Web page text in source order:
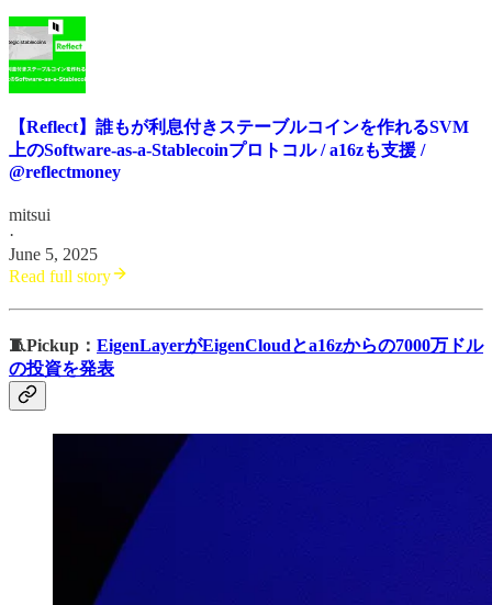
【Reflect】誰もが利息付きステーブルコインを作れるSVM
上のSoftware-as-a-Stablecoinプロトコル / a16zも支援 /
@reflectmoney
mitsui
·
June 5, 2025
Read full story
🧵Pickup： EigenLayerがEigenCloudとa16zからの7000万ドル
の投資を発表